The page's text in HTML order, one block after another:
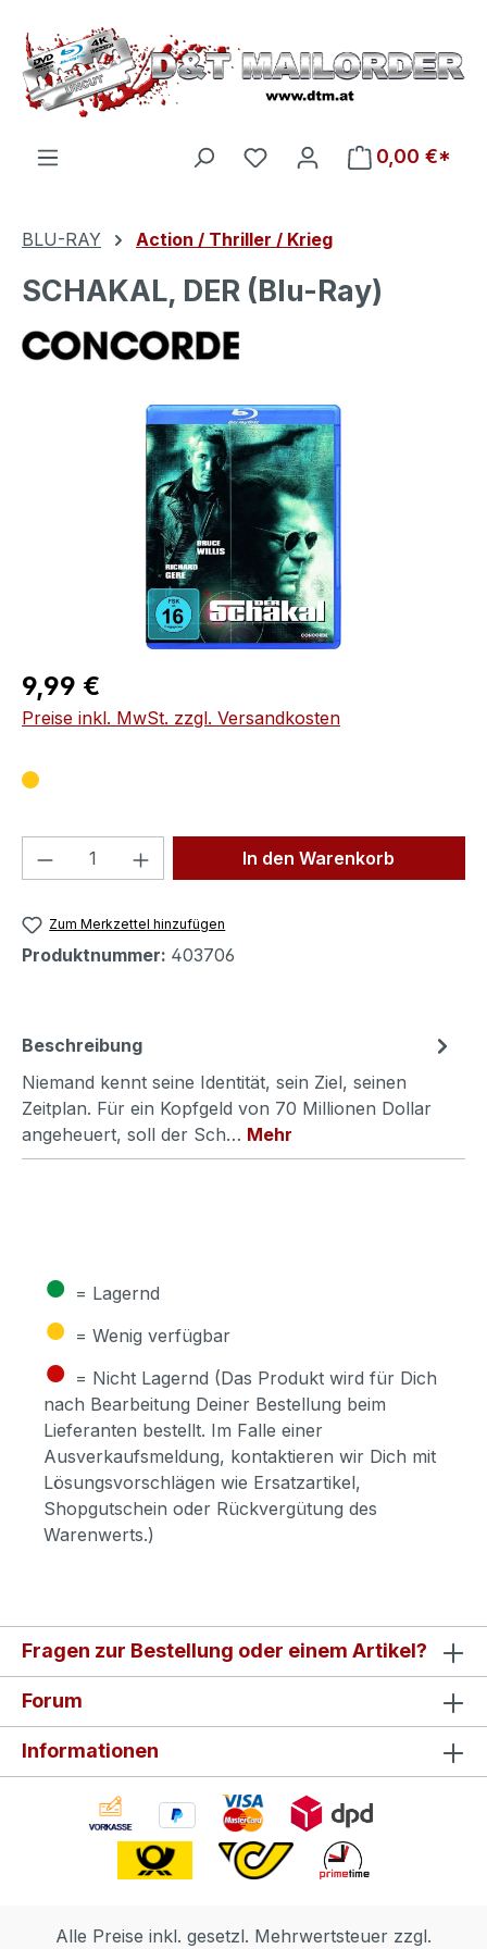
Zum Hauptinhalt springen
Du hast 0 Produkte auf
0,00 €*
BLU-RAY Action / Thriller / Krieg
SCHAKAL, DER (Blu-Ray)
Bildergalerie überspringen
Regulärer Preis:
9,99 €
Preise inkl. MwSt. zzgl. Versandkosten
Produkt Anzahl: Gib denIn den Warenkorb
Zum Merkzettel hinzufügen
Produktnummer: 403706
Beschreibung
Niemand kennt seine Identität, sein Ziel, seinen
Zeitplan. Für ein Kopfgeld von 70 Millionen Dollar
angeheuert, soll der Sch… Mehr
● = Lagernd
● = Wenig verfügbar
● = Nicht Lagernd (Das Produkt wird für Dich
nach Bearbeitung Deiner Bestellung beim
Lieferanten bestellt. Im Falle einer
Ausverkaufsmeldung, kontaktieren wir Dich mit
Lösungsvorschlägen wie Ersatzartikel,
Shopgutschein oder Rückvergütung des
Warenwerts.)
Fragen zur Bestellung oder einem Artikel?
Forum
Informationen
Alle Preise inkl. gesetzl. Mehrwertsteuer zzgl.